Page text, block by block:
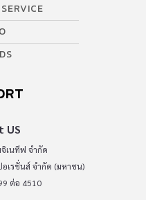
US
จิเนทีฟ จำกัด
เรชั่นส์ จำกัด (มหาชน)
ต่อ 4510